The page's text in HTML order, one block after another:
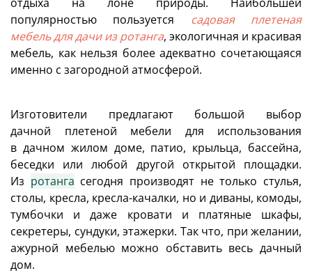
популярностью пользуется садовая плетеная
мебель для дачи из ротанга, экологичная и красивая
мебель, как нельзя более адекватно сочетающаяся
именно с загородной атмосферой.
Изготовители предлагают большой выбор
дачной плетеной мебели для использования
в дачном жилом доме, патио, крыльца, бассейна,
беседки или любой другой открытой площадки.
Из ротанга сегодня производят не только стулья,
столы, кресла, кресла-качалки, но и диваны, комоды,
тумбочки и даже кровати и платяные шкафы,
секретеры, сундуки, этажерки. Так что, при желании,
ажурной мебелью можно обставить весь дачный
дом.